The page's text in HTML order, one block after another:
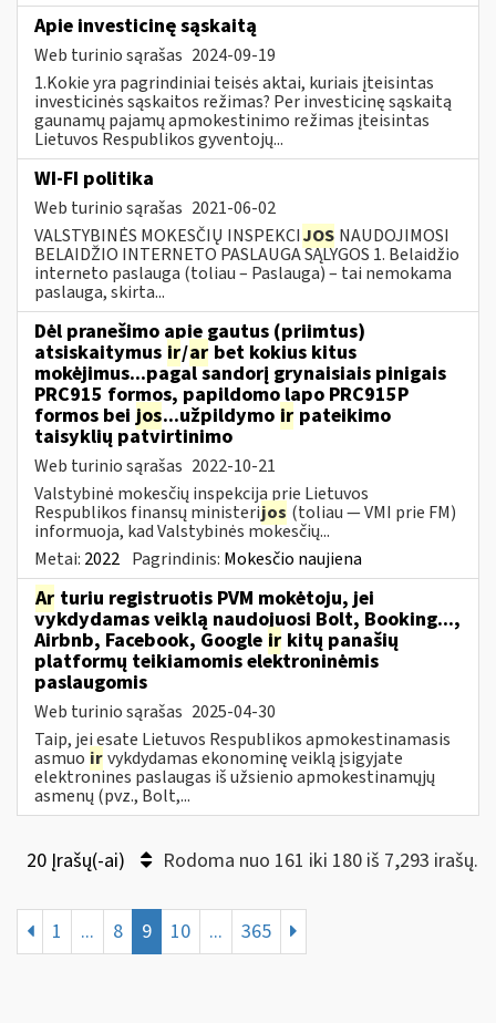
Apie investicinę sąskaitą
Web turinio sąrašas 2024-09-19
1.Kokie yra pagrindiniai teisės aktai, kuriais įteisintas
investicinės sąskaitos režimas? Per investicinę sąskaitą
gaunamų pajamų apmokestinimo režimas įteisintas
Lietuvos Respublikos gyventojų...
WI-FI politika
Web turinio sąrašas 2021-06-02
VALSTYBINĖS MOKESČIŲ INSPEKCIJOS NAUDOJIMOSI
BELAIDŽIO INTERNETO PASLAUGA SĄLYGOS 1. Belaidžio
interneto paslauga (toliau – Paslauga) – tai nemokama
paslauga, skirta...
Dėl pranešimo apie gautus (priimtus)
atsiskaitymus ir/ar bet kokius kitus
mokėjimus...pagal sandorį grynaisiais pinigais
PRC915 formos, papildomo lapo PRC915P
formos bei jos...užpildymo ir pateikimo
taisyklių patvirtinimo
Web turinio sąrašas 2022-10-21
Valstybinė mokesčių inspekcija prie Lietuvos
Respublikos finansų ministerijos (toliau ― VMI prie FM)
informuoja, kad Valstybinės mokesčių...
Metai: 2022 Pagrindinis: Mokesčio naujiena
Ar turiu registruotis PVM mokėtoju, jei
vykdydamas veiklą naudojuosi Bolt, Booking...,
Airbnb, Facebook, Google ir kitų panašių
platformų teikiamomis elektroninėmis
paslaugomis
Web turinio sąrašas 2025-04-30
Taip, jei esate Lietuvos Respublikos apmokestinamasis
asmuo irvykdydamas ekonominę veiklą įsigyjate
elektronines paslaugas iš užsienio apmokestinamųjų
asmenų (pvz., Bolt,...
20 Įrašų(-ai) Rodoma nuo 161 iki 180 iš 7,293 irašų.
1 ... 8 9 10 ... 365